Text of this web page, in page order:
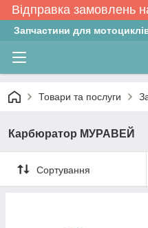
Відправка замовлень
Запчастини для
Товари та послуги
Карбюратор МУРАВЕЙ
Сортування